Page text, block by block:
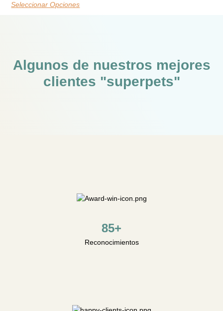
Seleccionar Opciones
Algunos de nuestros mejores
clientes "superpets"
85+
Reconocimientos